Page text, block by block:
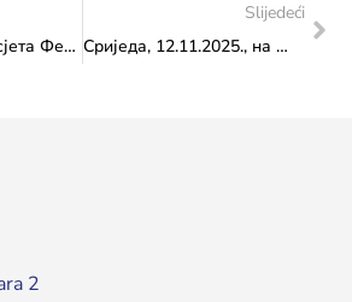
Акциони план посјета Федералног министарства културе и спорта: посјета Опшини Жепче
Slijedeći
Сриједа, 12.11.2025., на Шетници културе: Вечер плеса и музике младих
2